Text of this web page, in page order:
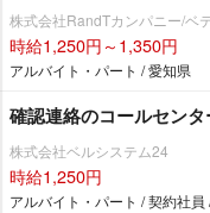
株式会社RandTカンパニー/ベ
時給1,250円～1,350円
アルバイト・パート / 愛知県
確認連絡のコールセン
株式会社ベルシステム24
時給1,250円
アルバイト・パート / 契約社員